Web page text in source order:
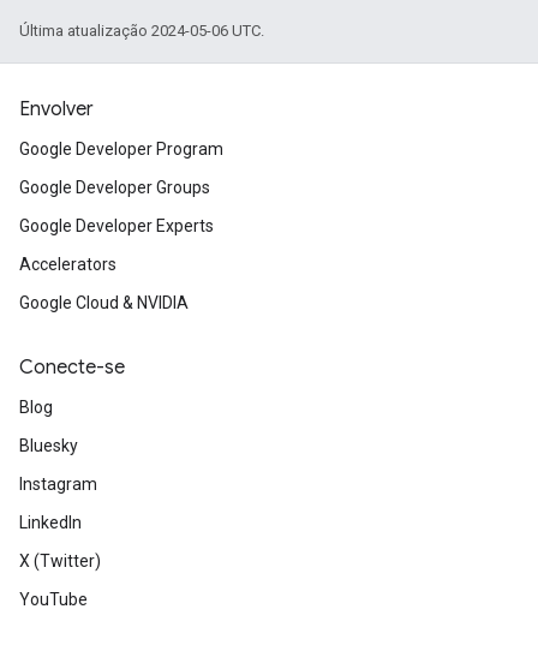
Última atualização 2024-05-06 UTC.
Envolver
Google Developer Program
Google Developer Groups
Google Developer Experts
Accelerators
Google Cloud & NVIDIA
Conecte-se
Blog
Bluesky
Instagram
LinkedIn
X (Twitter)
YouTube